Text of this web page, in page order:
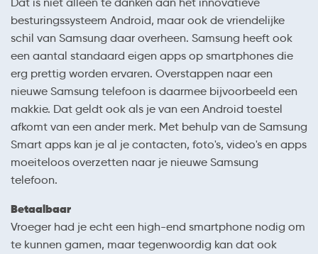
besturingssysteem Android, maar ook de vriendelijke
schil van Samsung daar overheen. Samsung heeft ook
een aantal standaard eigen apps op smartphones die
erg prettig worden ervaren. Overstappen naar een
nieuwe Samsung telefoon is daarmee bijvoorbeeld een
makkie. Dat geldt ook als je van een Android toestel
afkomt van een ander merk. Met behulp van de Samsung
Smart apps kan je al je contacten, foto's, video's en apps
moeiteloos overzetten naar je nieuwe Samsung
telefoon.
Betaalbaar
Vroeger had je echt een high-end smartphone nodig om
te kunnen gamen, maar tegenwoordig kan dat ook